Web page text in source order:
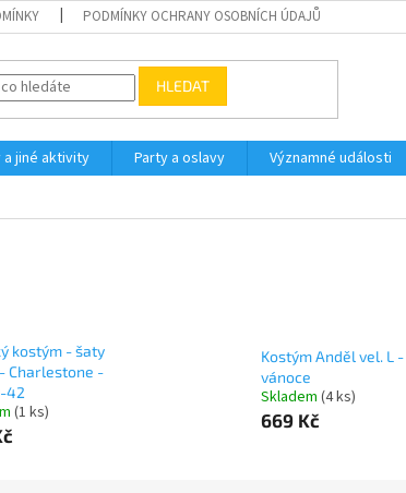
PODMÍNKY OCHRANY OSOBNÍCH ÚDAJŮ
HLEDAT
a jiné aktivity Party a oslavy Významné události
kostým - šaty
Charlestone -
42
(1 ks)
Kostým Anděl vel. L -
vánoce
Skladem (4 ks)
669 Kč